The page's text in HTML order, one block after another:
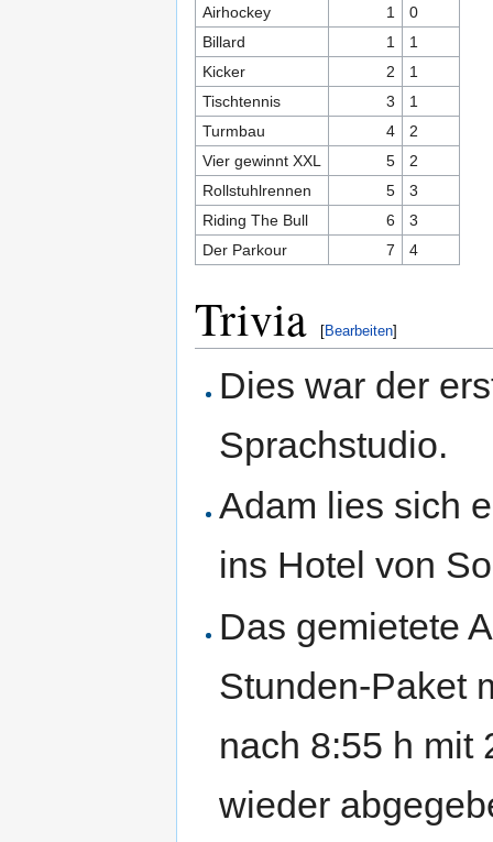
Airhockey 1
0
Billard
1
1
Kicker
2
1
Tischtennis
3
1
Turmbau
4
2
Vier gewinnt XXL
5
2
Rollstuhlrennen
5
3
Riding The Bull
6
3
Der Parkour
7 4
Trivia [Bearbeiten]
Dies war der
Sprachstudio.
Adam lies sich
ins Hotel von
Das gemietete
Stunden-Paket
nach 8:55 h mit
wieder